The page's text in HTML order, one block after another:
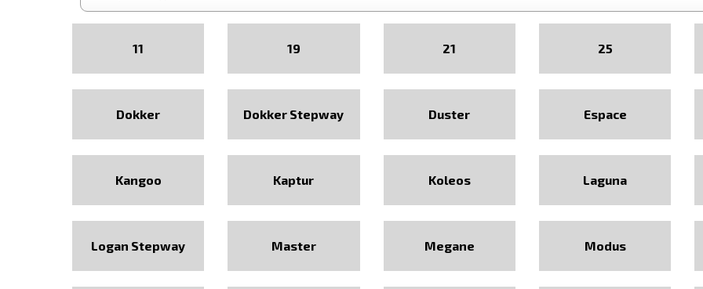
11 19 21 25
Dokker Dokker Stepway Duster Espace
Kangoo Kaptur Koleos Laguna
Logan Stepway Master Megane Modus